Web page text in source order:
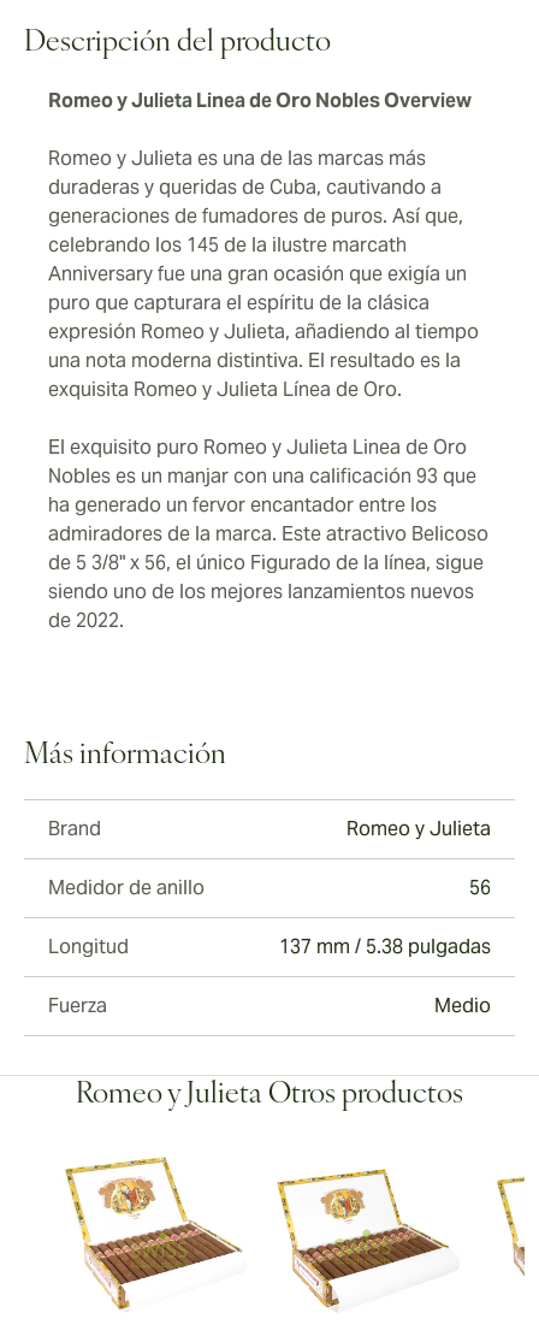
Línea de Oro marca el estándar para todos los puros
Romeo y Julieta actuales.
Descripción del producto
Romeo y Julieta Linea de Oro Nobles Overview
Romeo y Julieta es una de las marcas más
duraderas y queridas de Cuba, cautivando a
generaciones de fumadores de puros. Así que,
celebrando los 145 de la ilustre marcath
Anniversary fue una gran ocasión que exigía un
puro que capturara el espíritu de la clásica
expresión Romeo y Julieta, añadiendo al tiempo
una nota moderna distintiva. El resultado es la
exquisita Romeo y Julieta Línea de Oro.
El exquisito puro Romeo y Julieta Linea de Oro
Nobles es un manjar con una calificación 93 que
ha generado un fervor encantador entre los
admiradores de la marca. Este atractivo Belicoso
de 5 3/8" x 56, el único Figurado de la línea, sigue
siendo uno de los mejores lanzamientos nuevos
de 2022.
Más información
Brand Romeo y Julieta
Medidor de anillo 56
Longitud 137 mm / 5.38 pulgadas
Fuerza Medio
Romeo y Julieta Otros productos